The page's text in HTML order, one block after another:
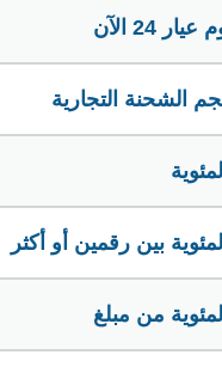
24 الآن
بين رقمين أو أكثر
من مبلغ